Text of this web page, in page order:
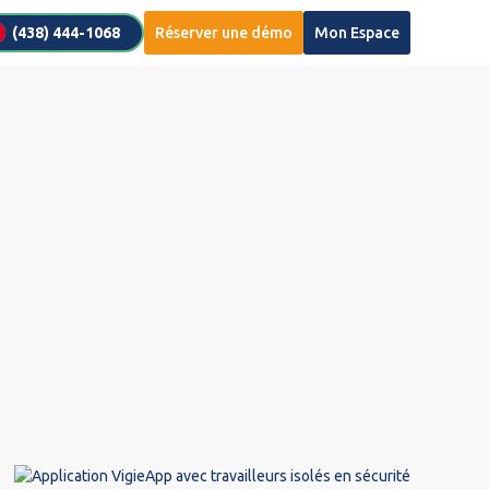
(438) 444-1068 Réserver une démo Mon Espace